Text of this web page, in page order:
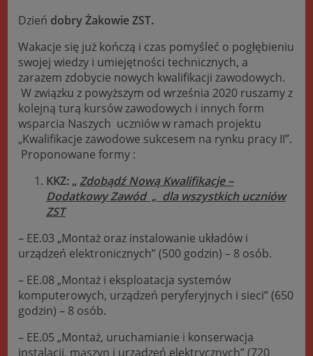
Dzień dobry Żakowie ZST.
Wakacje się już kończą i czas pomyśleć o pogłębieniu
swojej wiedzy i umiejętności technicznych, a
zarazem zdobycie nowych kwalifikacji zawodowych.
W związku z powyższym od września 2020 ruszamy z
kolejną turą kursów zawodowych i innych form
wsparcia Naszych uczniów w ramach projektu
„Kwalifikacje zawodowe sukcesem na rynku pracy II”.
Proponowane formy :
KKZ: „ Zdobądź Nową Kwalifikacje –
Dodatkowy Zawód „ dla wszystkich uczniów
ZST
– EE.03 „Montaż oraz instalowanie układów i
urządzeń elektronicznych” (500 godzin) – 8 osób.
– EE.08 „Montaż i eksploatacja systemów
komputerowych, urządzeń peryferyjnych i sieci” (650
godzin) – 8 osób.
– EE.05 „Montaż, uruchamianie i konserwacja
instalacji, maszyn i urządzeń elektrycznych” (720